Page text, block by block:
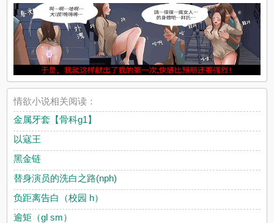
情欲小说相关阅读：
金属牙套【骨科g1】
以寇王
黑金链
替身演员的洗白之路(nph)
负距离告白（校园 h）
逾矩（gl sm）